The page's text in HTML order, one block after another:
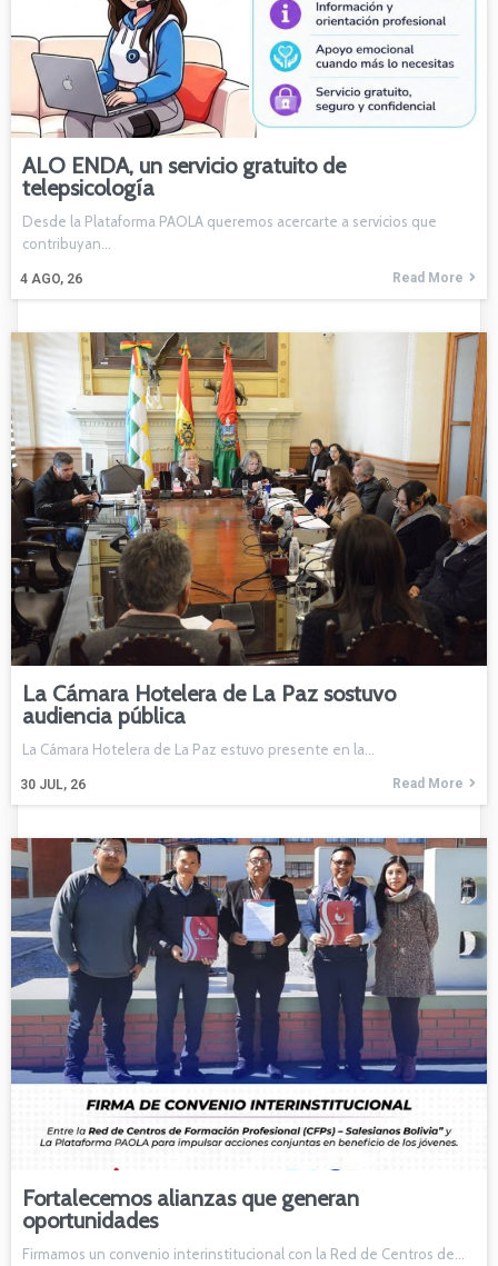
ALO ENDA, un servicio gratuito de
telepsicología
4 AGO, 26
Desde la Plataforma PAOLA queremos acercarte a servicios que
contribuyan…
Read More
La Cámara Hotelera de La Paz sostuvo
audiencia pública
30 JUL, 26
La Cámara Hotelera de La Paz estuvo presente en la…
Read More
Fortalecemos alianzas que generan
oportunidades
Firmamos un convenio interinstitucional con la Red de Centros de…